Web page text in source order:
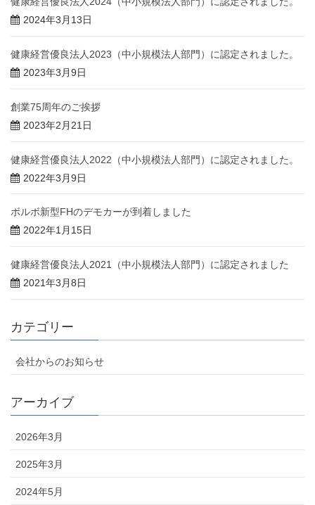
2024年3月13日
健康経営優良法人2023（中小規模法人部門）に認定されました。
2023年3月9日
創業75周年のご挨拶
2023年2月21日
健康経営優良法人2022（中小規模法人部門）に認定されました。
2022年3月9日
ボルボ新型FHのデモカーが到着しました
2022年1月15日
健康経営優良法人2021（中小規模法人部門）に認定されました
2021年3月8日
カテゴリー
会社からのお知らせ
アーカイブ
2026年3月
2025年3月
2024年5月